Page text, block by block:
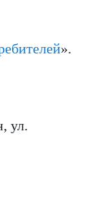
».
ул.